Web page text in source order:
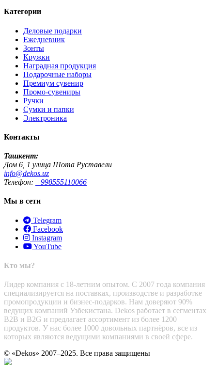
Категории
Деловые подарки
Ежедневник
Зонты
Кружки
Наградная продукция
Подарочные наборы
Премиум сувенир
Промо-сувениры
Ручки
Сумки и папки
Электроника
Контакты
Ташкент:
Дом 6, 1 улица Шота Руставели
info@dekos.uz
Телефон: +998555110066
Мы в сети
Telegram
Facebook
Instagram
YouTube
Кто мы?
Лидер компания с 18-летним опытом. С 2007 года компания
специализируется на поставках, производстве и разработке
промопродукции и бизнес-подарков. Нам доверяют 90%
ведущих компаний Узбекистана. Dekos работает в сегментах
B2B и B2G и предлагает ассортимент из более 1200
продуктов. У нас более 1000 довольных партнёров, все из
которых являются ведущими компаниями в своей сфере.
© «Dekos» 2007–2025. Все права защищены